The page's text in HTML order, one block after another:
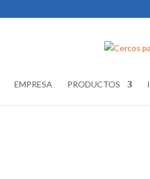
EMPRESA PRODUCTOS